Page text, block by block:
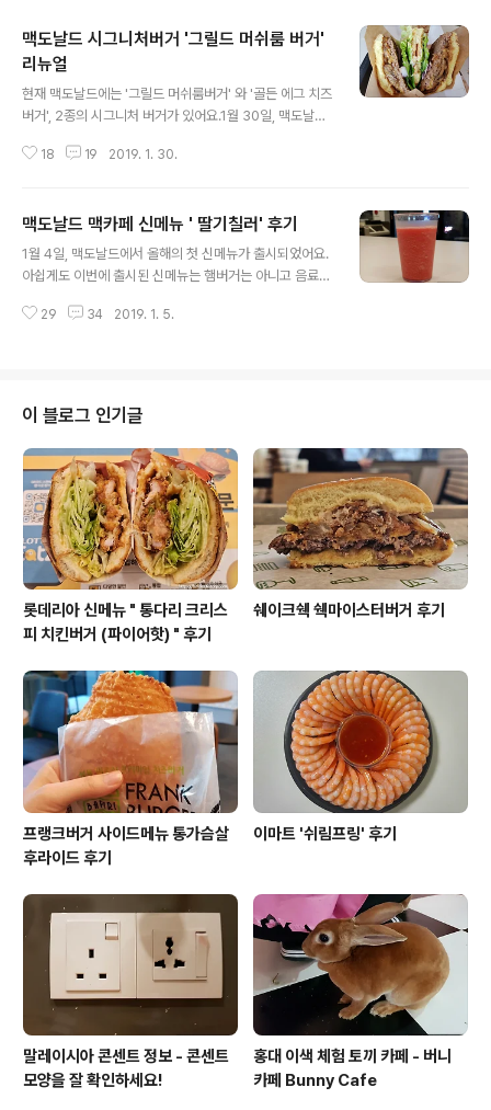
맥도날드 시그니처버거 '그릴드 머쉬룸 버거'
리뉴얼
현재 맥도날드에는 '그릴드 머쉬룸버거' 와 '골든 에그 치즈
버거', 2종의 시그니처 버거가 있어요.1월 30일, 맥도날드
시그니처 버거 '그릴드 머쉬룸버거' 후기 그릴드 머쉬룸 버
칼로리는 단품 기준 592kcal, 세트 960~1128kcal 입
니다.이전에는 단품 7,500원, 세트 8,900원이었는데, 리
뉴얼을 했음에도 불구하고 가격이 오히려 500~700원 더
을 하면서 가격을 몇 백원 올리는 경우는 있지만, 내리는 경
18 19 2019. 1. 30.
맥도날드 맥카페 신메뉴 ' 딸기칠러' 후기
1월 4일, 맥도날드에서 올해의 첫 신메뉴가 출시되었어요.
아쉽게도 이번에 출시된 신메뉴는 햄버거는 아니고 음료
맥도날드에서는 자두칠러와 골든키위칠러를 판매 중입니
500원입니다. 딜리버리는 미디움 (M) 사이즈 하나로, 가
격은 3,100원입니다.용량은 스몰 (S) 265ml, 미디움 (M)
400ml, 라지 (L) 600ml 입니다.칼로리는 스몰 (S) 156k
cal, 미디움 (M) 374kcal, 라지 (L) 562kcal 입니다.가
격은 다른 ..
29 34 2019. 1. 5.
이 블로그 인기글
롯데리아 신메뉴 " 통다리 크리스
피 치킨버거 (파이어핫) " 후기
쉐이크쉑 쉑마이스터버거 후기
프랭크버거 사이드메뉴 통가슴살
후라이드 후기
이마트 '쉬림프링' 후기
말레이시아 콘센트 정보 - 콘센트
모양을 잘 확인하세요!
홍대 이색 체험 토끼 카페 - 버니
카페 Bunny Cafe